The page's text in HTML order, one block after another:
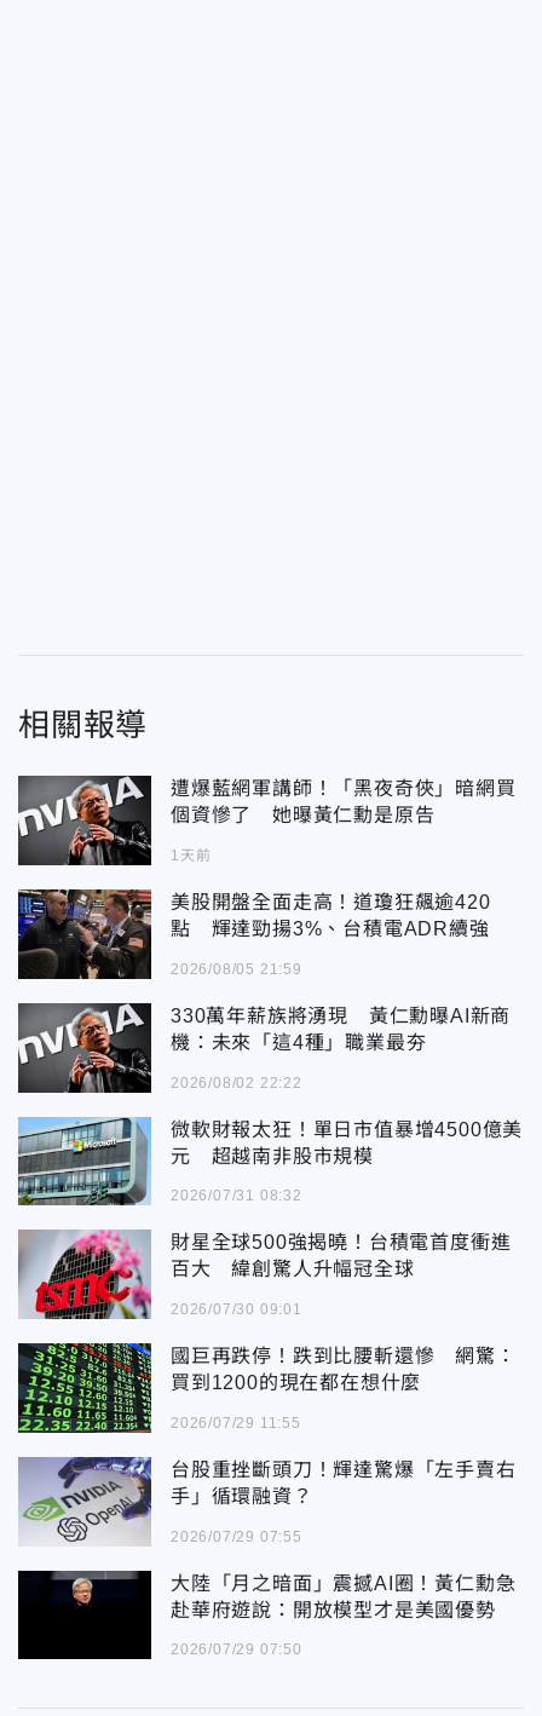
相關報導
遭爆藍網軍講師！「黑夜奇俠」暗網買
個資慘了 她曝黃仁勳是原告
1天前
美股開盤全面走高！道瓊狂飆逾420
點 輝達勁揚3%、台積電ADR續強
2026/08/05 21:59
330萬年薪族將湧現 黃仁勳曝AI新商
機：未來「這4種」職業最夯
2026/08/02 22:22
微軟財報太狂！單日市值暴增4500億美
元 超越南非股市規模
2026/07/31 08:32
財星全球500強揭曉！台積電首度衝進
百大 緯創驚人升幅冠全球
2026/07/30 09:01
國巨再跌停！跌到比腰斬還慘 網驚：
買到1200的現在都在想什麼
2026/07/29 11:55
台股重挫斷頭刀！輝達驚爆「左手賣右
手」循環融資？
2026/07/29 07:55
大陸「月之暗面」震撼AI圈！黃仁勳急
赴華府遊說：開放模型才是美國優勢
2026/07/29 07:50